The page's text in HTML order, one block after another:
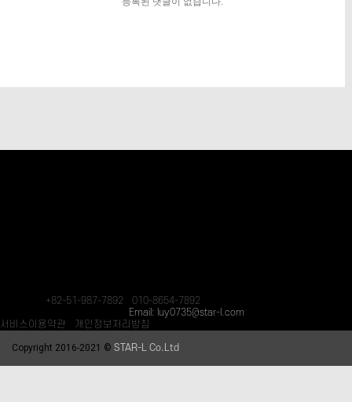
+82-51-987-7892
010-8654-7892
Email: luy0735@star-l.com
서비스이용약관
개인정보처리방침
Copyright 2016-2021 © STAR-L Co.Ltd